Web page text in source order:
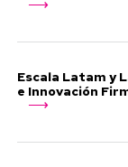
Escala Latam y
e Innovación